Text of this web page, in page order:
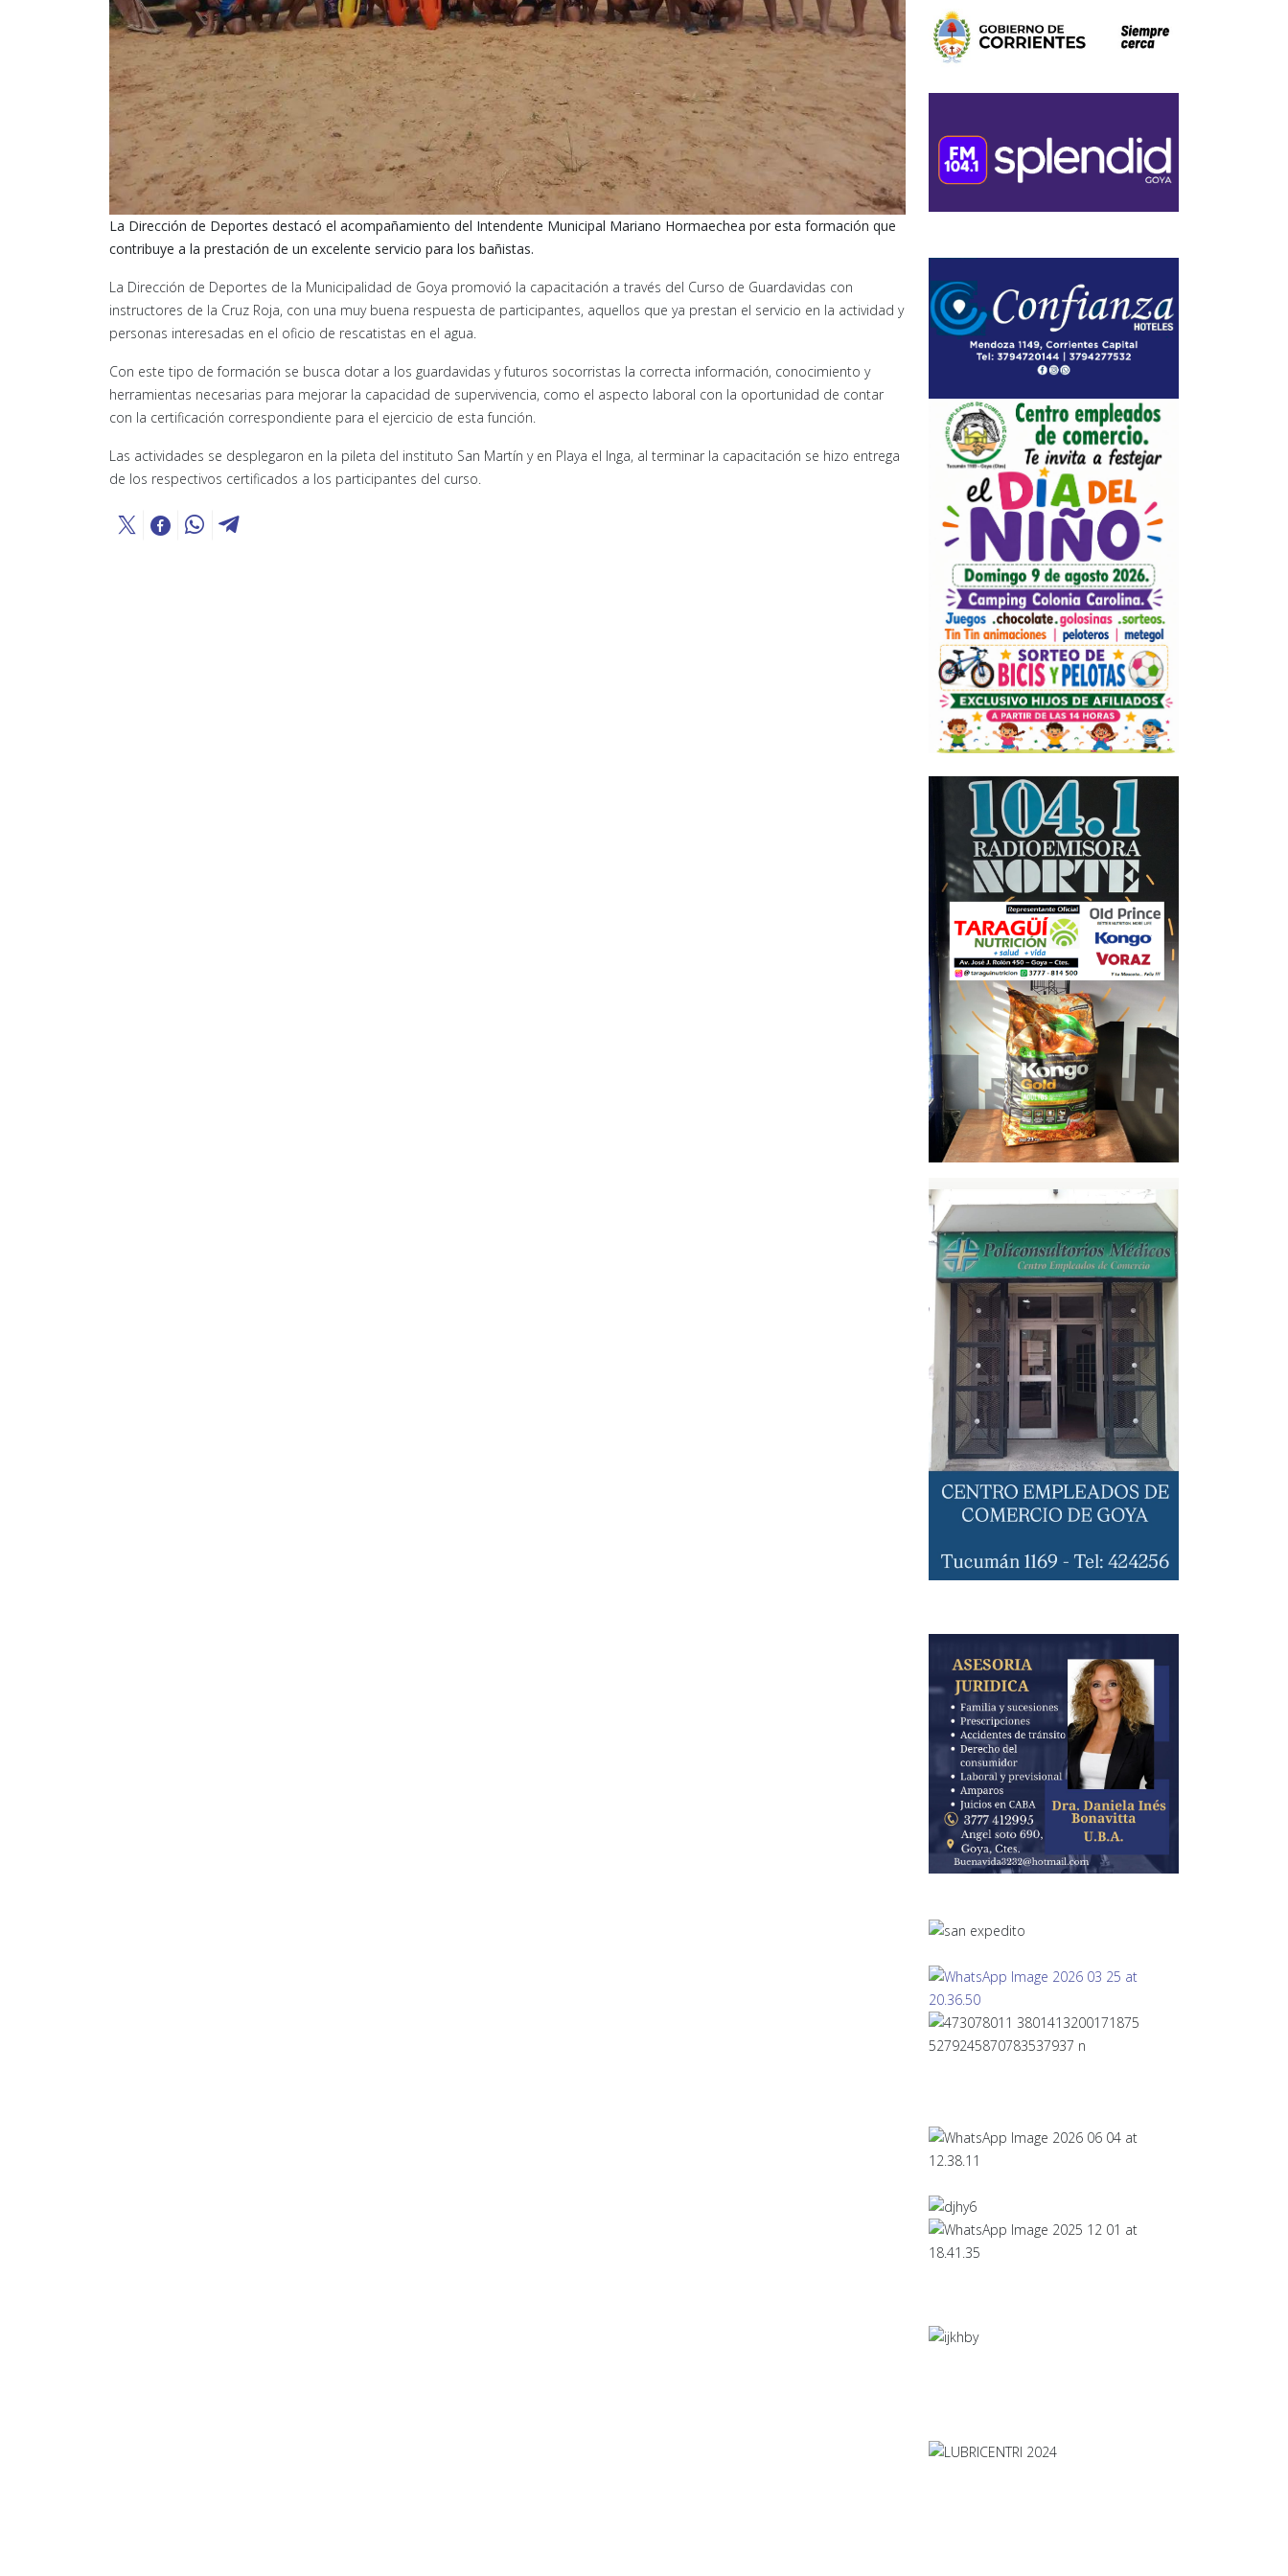
La Dirección de Deportes destacó el acompañamiento del Intendente Municipal Mariano Hormaechea por esta formación que
contribuye a la prestación de un excelente servicio para los bañistas.
La Dirección de Deportes de la Municipalidad de Goya promovió la capacitación a través del Curso de Guardavidas con
instructores de la Cruz Roja, con una muy buena respuesta de participantes, aquellos que ya prestan el servicio en la actividad y
personas interesadas en el oficio de rescatistas en el agua.
Con este tipo de formación se busca dotar a los guardavidas y futuros socorristas la correcta información, conocimiento y
herramientas necesarias para mejorar la capacidad de supervivencia, como el aspecto laboral con la oportunidad de contar
con la certificación correspondiente para el ejercicio de esta función.
Las actividades se desplegaron en la pileta del instituto San Martín y en Playa el Inga, al terminar la capacitación se hizo entrega
de los respectivos certificados a los participantes del curso.